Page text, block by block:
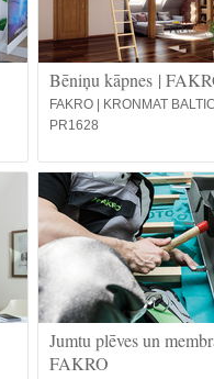
Bēniņu kāpnes |
FAKRO | KRONMAT
PR1628
Jumtu plēves un
FAKRO